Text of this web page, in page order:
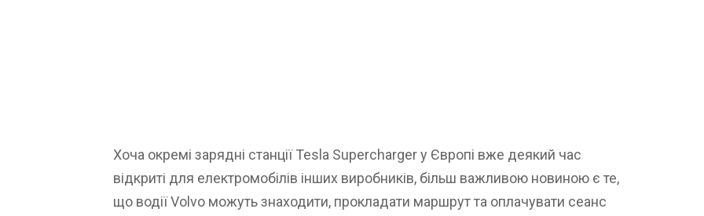
Хоча окремі зарядні станції Tesla Supercharger у Європі вже деякий час
відкриті для електромобілів інших виробників, більш важливою новиною є те,
що водії Volvo можуть знаходити, прокладати маршрут та оплачувати сеанс